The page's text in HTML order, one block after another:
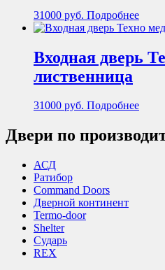
31000 руб. Подробнее
Входная дверь
лиственница
31000 руб. Подробнее
Двери по
АСД
Ратибор
Command Doors
Дверной континент
Termo-door
Shelter
Сударь
REX